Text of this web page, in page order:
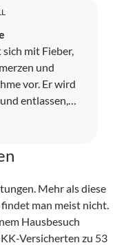
mit Fieber,
und
vor. Er wird
entlassen,
mit
und
Mehr als diese
man meist nicht.
Hausbesuch
Versicherten zu 53